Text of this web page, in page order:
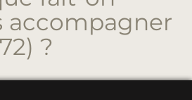
accompagner
?